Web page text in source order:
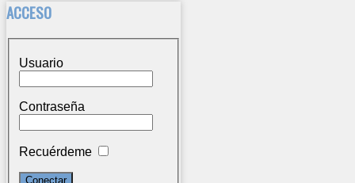
ACCESO
Usuario
Contraseña
Recuérdeme